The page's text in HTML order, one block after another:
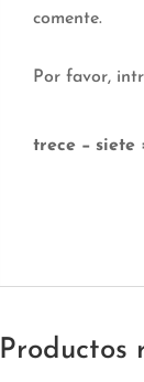
comente.
Por favor,
trece − siete
Productos